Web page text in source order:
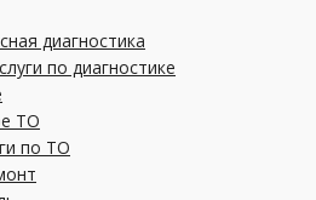
диагностика
по диагностике
ТО
по ТО